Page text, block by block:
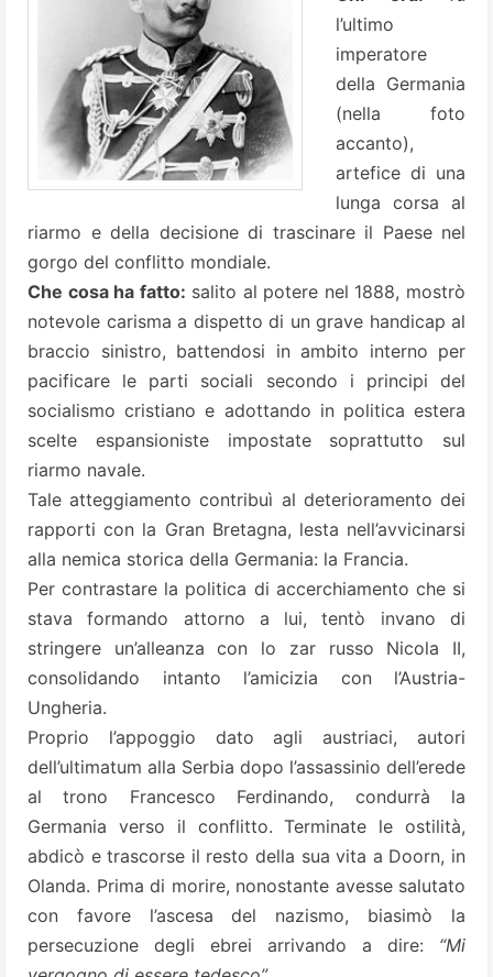
l’ultimo
imperatore
della Germania
(nella foto
accanto),
artefice di una
lunga corsa al
riarmo e della decisione di trascinare il Paese nel
gorgo del conflitto mondiale.
Che cosa ha fatto: salito al potere nel 1888, mostrò
notevole carisma a dispetto di un grave handicap al
braccio sinistro, battendosi in ambito interno per
pacificare le parti sociali secondo i principi del
socialismo cristiano e adottando in politica estera
scelte espansioniste impostate soprattutto sul
riarmo navale.
Tale atteggiamento contribuì al deterioramento dei
rapporti con la Gran Bretagna, lesta nell’avvicinarsi
alla nemica storica della Germania: la Francia.
Per contrastare la politica di accerchiamento che si
stava formando attorno a lui, tentò invano di
stringere un’alleanza con lo zar russo Nicola II,
consolidando intanto l’amicizia con l’Austria-
Ungheria.
Proprio l’appoggio dato agli austriaci, autori
dell’ultimatum alla Serbia dopo l’assassinio dell’erede
al trono Francesco Ferdinando, condurrà la
Germania verso il conflitto. Terminate le ostilità,
abdicò e trascorse il resto della sua vita a Doorn, in
Olanda. Prima di morire, nonostante avesse salutato
con favore l’ascesa del nazismo, biasimò la
persecuzione degli ebrei arrivando a dire: “Mi